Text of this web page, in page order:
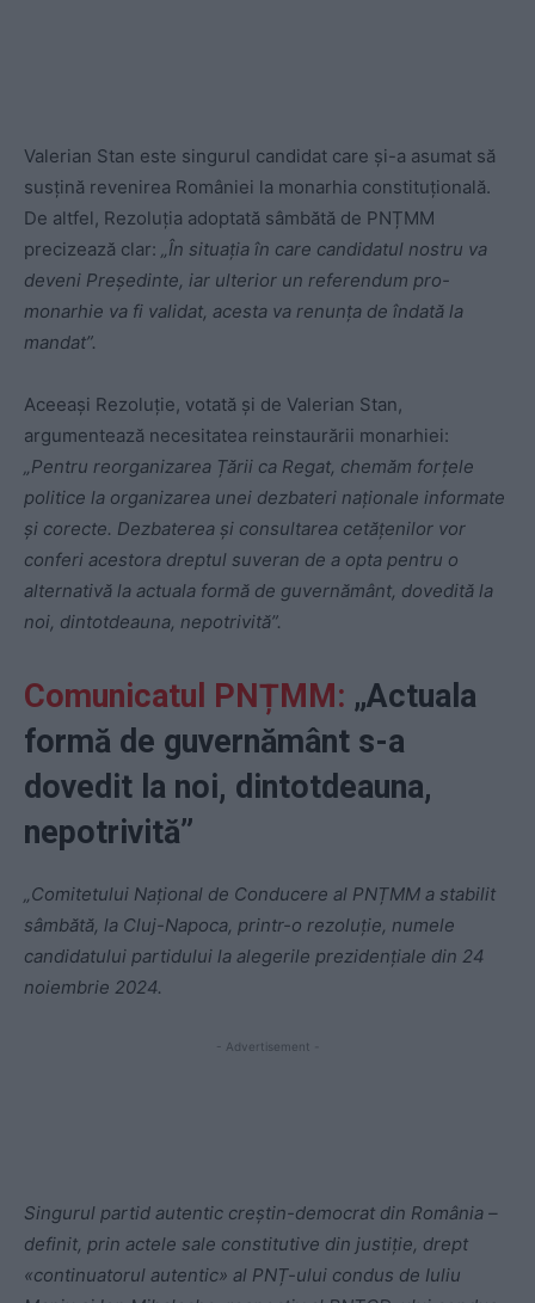
Valerian Stan este singurul candidat care și-a asumat să
susțină revenirea României la monarhia constituțională.
De altfel, Rezoluția adoptată sâmbătă de PNȚMM
precizează clar: „În situația în care candidatul nostru va
deveni Președinte, iar ulterior un referendum pro-
monarhie va fi validat, acesta va renunța de îndată la
mandat”.
Aceeași Rezoluție, votată și de Valerian Stan,
argumentează necesitatea reinstaurării monarhiei:
„Pentru reorganizarea Țării ca Regat, chemăm forțele
politice la organizarea unei dezbateri naționale informate
și corecte. Dezbaterea și consultarea cetățenilor vor
conferi acestora dreptul suveran de a opta pentru o
alternativă la actuala formă de guvernământ, dovedită la
noi, dintotdeauna, nepotrivită”.
Comunicatul PNȚMM: „Actuala
formă de guvernământ s-a
dovedit la noi, dintotdeauna,
nepotrivită”
„Comitetului Național de Conducere al PNȚMM a stabilit
sâmbătă, la Cluj-Napoca, printr-o rezoluție, numele
candidatului partidului la alegerile prezidențiale din 24
noiembrie 2024.
- Advertisement -
Singurul partid autentic creștin-democrat din România –
definit, prin actele sale constitutive din justiție, drept
«continuatorul autentic» al PNȚ-ului condus de Iuliu